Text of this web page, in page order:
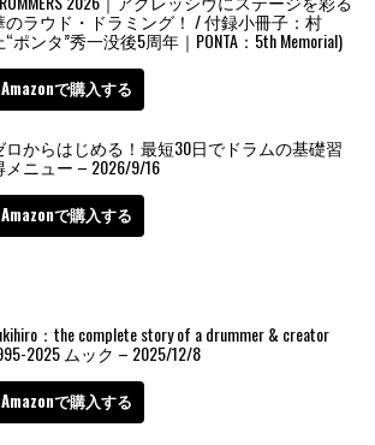
のラウド・ドラミング！ / 付録小冊子：村
“ポンタ”秀一没後5周年｜PONTA：5th Memorial)
Amazonで購入する
ロからはじめる！最短30日でドラムの基礎習
メニュー – 2026/9/16
Amazonで購入する
：the complete story of a drummer & creator
2025 ムック – 2025/12/8
Amazonで購入する